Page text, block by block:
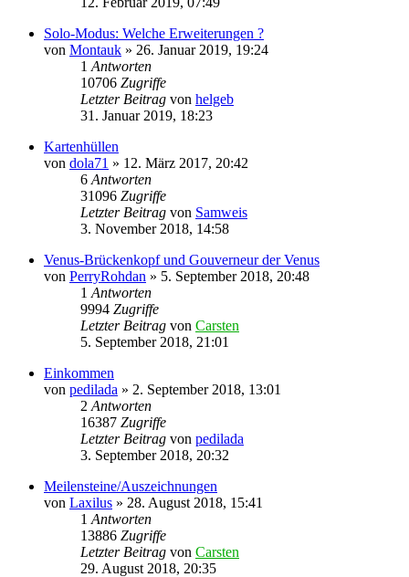
Solo-Modus: Welche Erweiterungen ?
von Montauk » 26. Januar 2019, 19:24
1 Antworten
10706 Zugriffe
Letzter Beitrag von helgeb
31. Januar 2019, 18:23
Kartenhüllen
von dola71 » 12. März 2017, 20:42
6 Antworten
31096 Zugriffe
Letzter Beitrag von Samweis
3. November 2018, 14:58
Venus-Brückenkopf und Gouverneur der Venus
von PerryRohdan » 5. September 2018, 20:48
1 Antworten
9994 Zugriffe
Letzter Beitrag von Carsten
5. September 2018, 21:01
Einkommen
von pedilada » 2. September 2018, 13:01
2 Antworten
16387 Zugriffe
Letzter Beitrag von pedilada
3. September 2018, 20:32
Meilensteine/Auszeichnungen
von Laxilus » 28. August 2018, 15:41
1 Antworten
13886 Zugriffe
Letzter Beitrag von Carsten
29. August 2018, 20:35